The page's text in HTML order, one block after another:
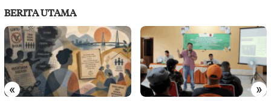
BERITA UTAMA
« »